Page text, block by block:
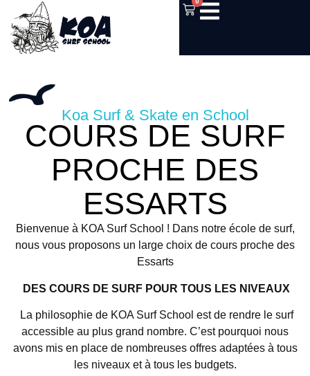
Koa Surf & Skate en School
COURS DE SURF
PROCHE DES
ESSARTS
Bienvenue à KOA Surf School ! Dans notre école de surf,
nous vous proposons un large choix de cours proche des
Essarts
DES COURS DE SURF POUR TOUS LES NIVEAUX
La philosophie de KOA Surf School est de rendre le surf
accessible au plus grand nombre. C’est pourquoi nous
avons mis en place de nombreuses offres adaptées à tous
les niveaux et à tous les budgets.